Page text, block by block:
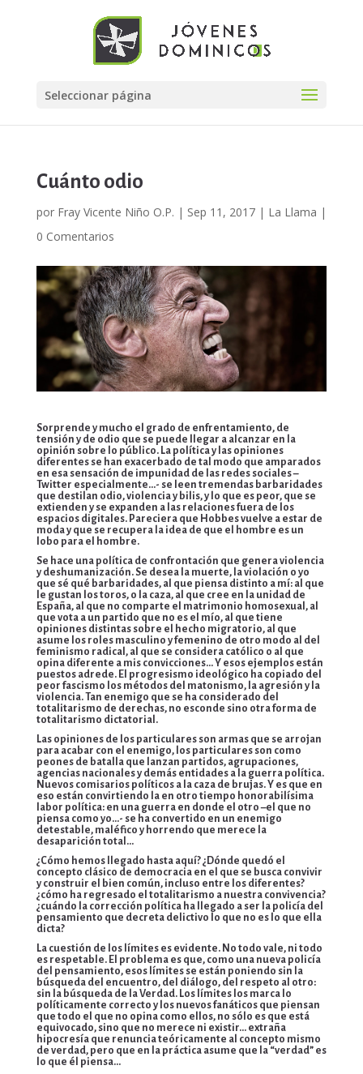
Seleccionar página
Cuánto odio
por Fray Vicente Niño O.P. | Sep 11, 2017| La Llama |
0 Comentarios
Sorprende y mucho el grado de enfrentamiento, de
tensión y de odio que se puede llegar a alcanzar en la
opinión sobre lo público. La política y las opiniones
diferentes se han exacerbado de tal modo que amparados
en esa sensación de impunidad de las redes sociales –
Twitter especialmente…- se leen tremendas barbaridades
que destilan odio, violencia y bilis, y lo que es peor, que se
extienden y se expanden a las relaciones fuera de los
espacios digitales. Pareciera que Hobbes vuelve a estar de
moda y que se recupera la idea de que el hombre es un
lobo para el hombre.
Se hace una política de confrontación que genera violencia
y deshumanización. Se desea la muerte, la violación o yo
que sé qué barbaridades, al que piensa distinto a mí: al que
le gustan los toros, o la caza, al que cree en la unidad de
España, al que no comparte el matrimonio homosexual, al
que vota a un partido que no es el mío, al que tiene
opiniones distintas sobre el hecho migratorio, al que
asume los roles masculino y femenino de otro modo al del
feminismo radical, al que se considera católico o al que
opina diferente a mis convicciones… Y esos ejemplos están
puestos adrede. El progresismo ideológico ha copiado del
peor fascismo los métodos del matonismo, la agresión y la
violencia. Tan enemigo que se ha considerado del
totalitarismo de derechas, no esconde sino otra forma de
totalitarismo dictatorial.
Las opiniones de los particulares son armas que se arrojan
para acabar con el enemigo, los particulares son como
peones de batalla que lanzan partidos, agrupaciones,
agencias nacionales y demás entidades a la guerra política.
Nuevos comisarios políticos a la caza de brujas. Y es que en
eso están convirtiendo la en otro tiempo honorabilísima
labor política: en una guerra en donde el otro –el que no
piensa como yo…- se ha convertido en un enemigo
detestable, maléfico y horrendo que merece la
desaparición total…
¿Cómo hemos llegado hasta aquí? ¿Dónde quedó el
concepto clásico de democracia en el que se busca convivir
y construir el bien común, incluso entre los diferentes?
¿cómo ha regresado el totalitarismo a nuestra convivencia?
¿cuándo la corrección política ha llegado a ser la policía del
pensamiento que decreta delictivo lo que no es lo que ella
dicta?
La cuestión de los límites es evidente. No todo vale, ni todo
es respetable. El problema es que, como una nueva policía
del pensamiento, esos límites se están poniendo sin la
búsqueda del encuentro, del diálogo, del respeto al otro:
sin la búsqueda de la Verdad. Los límites los marca lo
políticamente correcto y los nuevos fanáticos que piensan
que todo el que no opina como ellos, no sólo es que está
equivocado, sino que no merece ni existir… extraña
hipocresía que renuncia teóricamente al concepto mismo
de verdad, pero que en la práctica asume que la “verdad” es
lo que él piensa…